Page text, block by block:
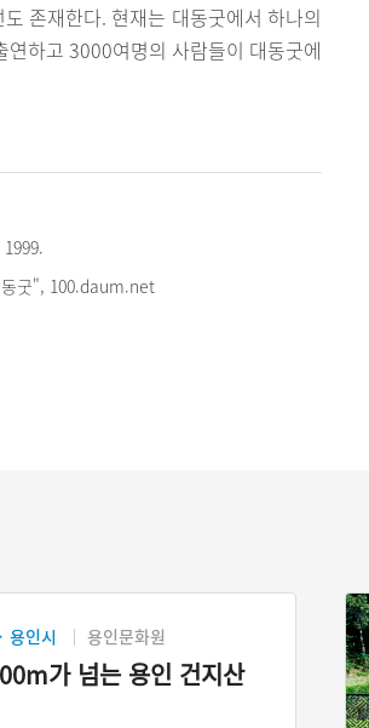
존재한다. 현재는 대동굿에서 하나의
하고 3000여명의 사람들이 대동굿에
동굿", 100.daum.net
용인시 용인문화원
가 넘는 용인 건지산